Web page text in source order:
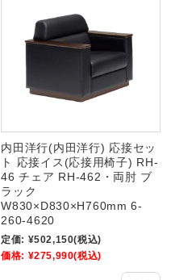
内田洋行(内田洋行) 応接セッ
ト 応接イス(応接用椅子) RH-
46 チェア RH-462・両肘 ブ
ラック
W830×D830×H760mm 6-
260-4620
定価: ¥502,150(税込)
価格: ¥275,990(税込)